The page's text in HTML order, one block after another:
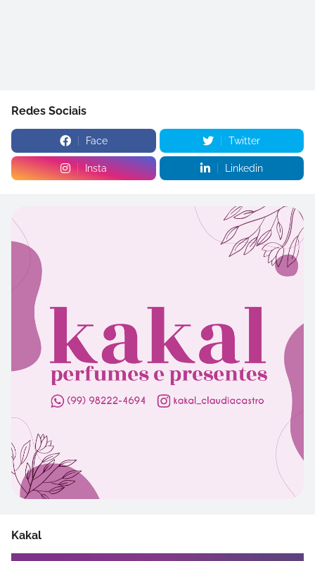
Redes Sociais
Face Twitter
Insta Linkedin
Kakal